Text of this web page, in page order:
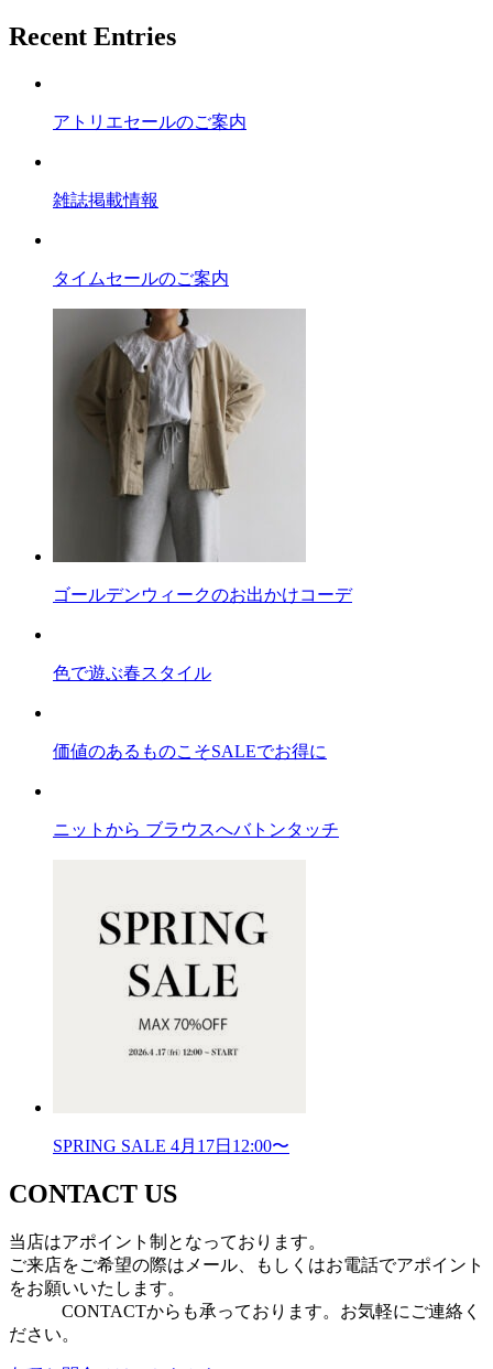
Recent Entries
アトリエセールのご案内
雑誌掲載情報
タイムセールのご案内
ゴールデンウィークのお出かけコーデ
色で遊ぶ春スタイル
価値のあるものこそSALEでお得に
ニットから ブラウスへバトンタッチ
SPRING SALE 4月17日12:00〜
CONTACT US
当店はアポイント制となっております。
ご来店をご希望の際はメール、もしくはお電話でアポイント
をお願いいたします。
CONTACTからも承っております。お気軽にご連絡く
ださい。